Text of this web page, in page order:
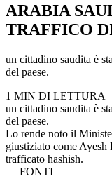
ARABIA
TRAFFICO
un cittadino saudita è
del paese.
1 MIN DI LETTURA
un cittadino saudita è
del paese.
Lo rende noto il
giustiziato come
trafficato hashish.
— FONTI